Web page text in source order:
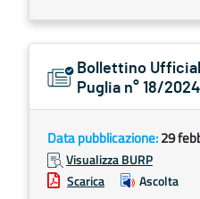
Bollettino
Puglia n° 18/2024
Data pubblicazione:29
Visualizza BURP
Scarica
Ascolta